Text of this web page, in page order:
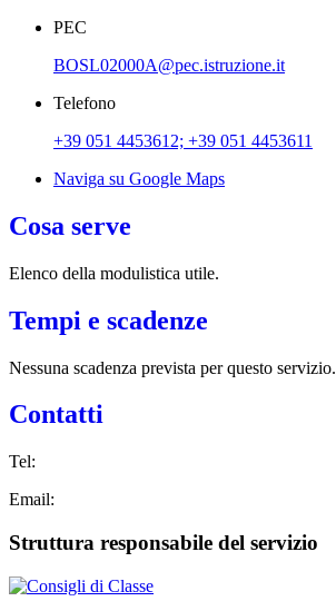
PEC
BOSL02000A@pec.istruzione.it
Telefono
+39 051 4453612; +39 051 4453611
Naviga su Google Maps
Cosa serve
Elenco della modulistica utile.
Tempi e scadenze
Nessuna scadenza prevista per questo servizio.
Contatti
Tel:
Email:
Struttura responsabile del servizio